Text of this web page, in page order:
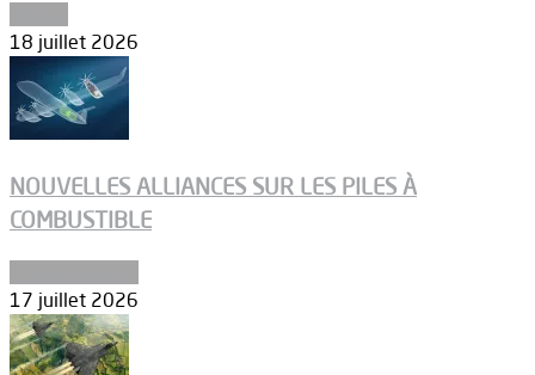
18 juillet 2026
NOUVELLES ALLIANCES SUR LES PILES À
COMBUSTIBLE
17 juillet 2026